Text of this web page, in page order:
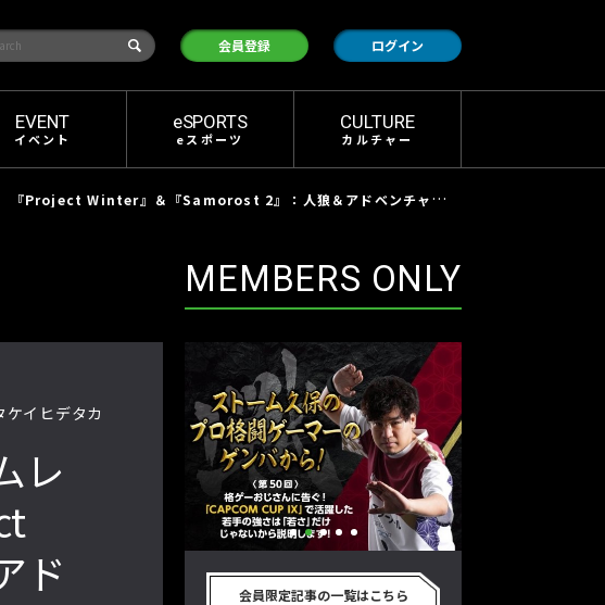
検
会員登録 ログイン
EVENT
イベント
eSPORTS
eスポーツ
CULTURE
カルチャー
』＆『Samorost 2』：人狼＆アドベンチャー、どちらも個性的な2本
ケイヒデタカ
レ
ド
MEMBERS ONLY
版とPC版は別のゲーム
き合い方を真剣に考
CUP IX」で活躍した若手の強さは
会員限定記事の一覧はこちら